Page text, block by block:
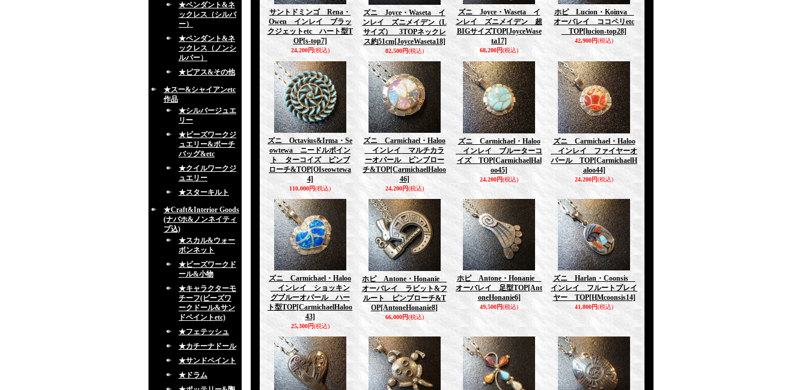
★ペンダント&ネ
ックレス（シルバ
ー）
★ペンダント&ネ
ックレス（ノンシ
ルバー）
★ピアス&その他
★スー&シャイアンetc
作品
★シルバージュエ
リー
★ビーズワークジ
ュエリー&ポーチ
バッグ&etc
★クイルワークジ
ュエリー
★スターキルト
★Craft&Interior Goods
(ナバホ&ノンネイティ
ブ込)
★スカル&ウォー
ボンネット
★ビーズワークド
ール&小物
★キャラクターモ
チーフ(ビーズワ
ークドール&サン
ドペイントetc)
★フェテッシュ
★カチーナドール
★サンドペイント
★ドラム
サントドミンゴ Rena・
Owen インレイ ブラッ
クジェットetc ハート型T
OP[s-top7]
24,200円(税込)
ズニ Joyce・Waseta イ
ンレイ ズニメイデン（L
サイズ） 3TOPネックレ
ス約51cm[JoyceWaseta18]
82,500円(税込)
ズニ Joyce・Waseta イ
ンレイ ズニメイデン 超
BIGサイズTOP[JoyceWase
ta17]
68,200円(税込)
ホピ Lucion・Koinva
オーバレイ ココペリetc
TOP[lucion-top28]
42,900円(税込)
ズニ Octavius&Irma・Se
owtewa ニードルポイン
ト ターコイズ ピンブ
ローチ&TOP[OIseowtewa
4]
110,000円(税込)
ズニ Carmichael・Haloo
インレイ マルチカラ
ーオパール ピンブロー
チ&TOP[CarmichaelHaloo
46]
24,200円(税込)
ズニ Carmichael・Haloo
インレイ ブルーターコ
イズ TOP[CarmichaelHal
oo45]
24,200円(税込)
ズニ Carmichael・Haloo
インレイ ファイヤーオ
パール TOP[CarmichaelH
aloo44]
24,200円(税込)
ズニ Carmichael・Haloo
インレイ ショッキン
グブルーオパール ハー
ト型TOP[CarmichaelHaloo
43]
25,300円(税込)
ホピ Antone・Honanie
オーバレイ ラビット&フ
ルート ピンブローチ&T
OP[AntoneHonanie8]
66,000円(税込)
ホピ Antone・Honanie
オーバレイ 足型TOP[Ant
oneHonanie6]
49,500円(税込)
ズニ Harlan・Coonsis
インレイ フルートプレイ
ヤー TOP[HMcoonsis14]
41,800円(税込)